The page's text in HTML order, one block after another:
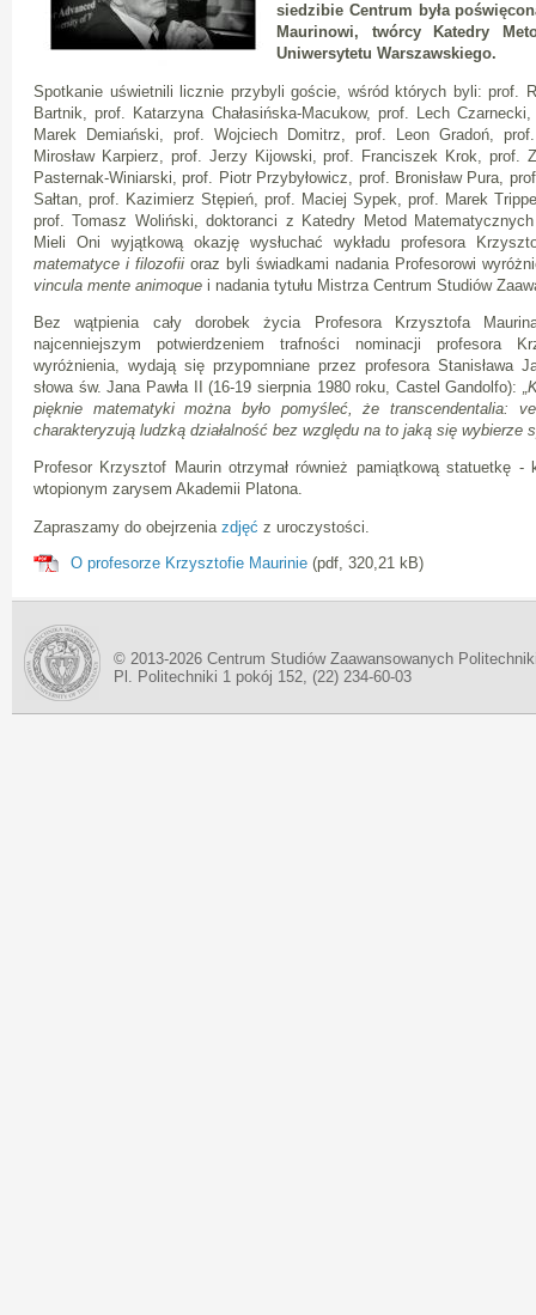
siedzibie Centrum była
Maurinowi, twórcy Katedry
Uniwersytetu Warszawskiego.
Spotkanie uświetnili licznie przybyli goście, wśród których byli: prof.
Bartnik, prof. Katarzyna Chałasińska-Macukow, prof. Lech
Marek Demiański, prof. Wojciech Domitrz, prof. Leon Gradoń,
Mirosław Karpierz, prof. Jerzy Kijowski, prof. Franciszek Krok, prof.
Pasternak-Winiarski, prof. Piotr Przybyłowicz, prof. Bronisław Pura,
Sałtan, prof. Kazimierz Stępień, prof. Maciej Sypek, prof. Marek
prof. Tomasz Woliński, doktoranci z Katedry Metod
Mieli Oni wyjątkową okazję wysłuchać wykładu profesora
matematyce i filozofii oraz byli świadkami nadania Profesorowi
vincula mente animoque i nadania tytułu Mistrza Centrum Studiów
Bez wątpienia cały dorobek życia Profesora Krzysztofa
najcenniejszym potwierdzeniem trafności nominacji profesora
wyróżnienia, wydają się przypomniane przez profesora Stanisława
słowa św. Jana Pawła II (16-19 sierpnia 1980 roku, Castel Gandolfo):
pięknie matematyki można było pomyśleć, że transcendentalia:
charakteryzują ludzką działalność bez względu na to jaką się wybierze
Profesor Krzysztof Maurin otrzymał również pamiątkową statuetkę -
wtopionym zarysem Akademii Platona.
Zapraszamy do obejrzenia zdjęć z uroczystości.
O profesorze Krzysztofie Maurinie (pdf, 320,21 kB)
© 2013-2026 Centrum Studiów Zaawansowanych
Pl. Politechniki 1 pokój 152, (22) 234-60-03